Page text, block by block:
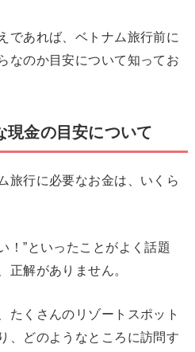
であれば、ベトナム旅行前に
なのか目安について知ってお
現金の目安について
旅行に必要なお金は、いくら
！”といったことがよく話題
正解がありません。
たくさんのリゾートスポット
、どのようなところに訪問す